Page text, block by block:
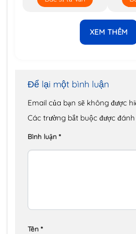
XEM THÊM
Để lại một bình luận
Email của bạn sẽ không được
Các trường bắt buộc được đánh
Bình luận *
Tên *